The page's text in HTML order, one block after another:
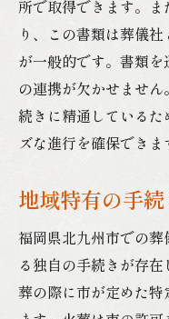
所で取得できます。
り、この書類は葬儀
が一般的です。書類
の連携が欠かせませ
続きに精通している
ズな進行を確保できま
地域特有の手
福岡県北九州市での
る独自の手続きが存
葬の際に市が定めた特